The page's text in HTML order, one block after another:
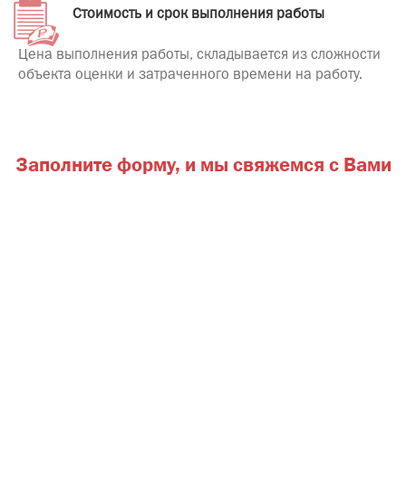
Стоимость и срок выполнения работы
Цена выполнения работы, складывается из сложности
объекта оценки и затраченного времени на работу.
Заполните форму, и мы свяжемся с Вами